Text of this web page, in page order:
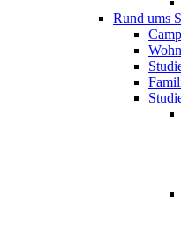
Rund ums